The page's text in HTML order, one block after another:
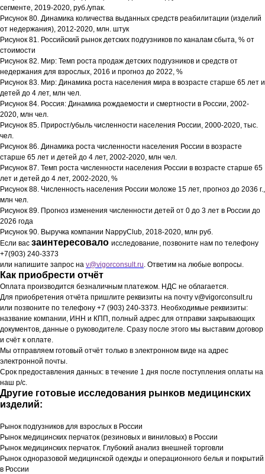
сегменте, 2019-2020, руб./упак.
Рисунок 80. Динамика количества выданных средств реабилитации (изделий
от недержания), 2012-2020, млн. штук
Рисунок 81. Российский рынок детских подгузников по каналам сбыта, % от
стоимости
Рисунок 82. Мир: Темп роста продаж детских подгузников и средств от
недержания для взрослых, 2016 и прогноз до 2022, %
Рисунок 83. Мир: Динамика роста населения мира в возрасте старше 65 лет и
детей до 4 лет, млн чел.
Рисунок 84. Россия: Динамика рождаемости и смертности в России, 2002-
2020, млн чел.
Рисунок 85. Прирост/убыль численности населения России, 2000-2020, тыс.
чел.
Рисунок 86. Динамика роста численности населения России в возрасте
старше 65 лет и детей до 4 лет, 2002-2020, млн чел.
Рисунок 87. Темп роста численности населения России в возрасте старше 65
лет и детей до 4 лет, 2002-2020, %
Рисунок 88. Численность населения России моложе 15 лет, прогноз до 2036 г.,
млн чел.
Рисунок 89. Прогноз изменения численности детей от 0 до 3 лет в России до
2026 года
Рисунок 90. Выручка компании NappyClub, 2018-2020, млн руб.
Если вас заинтересовало исследование, позвоните нам по телефону
+7(903) 240-3373
или напишите запрос на v@vigorconsult.ru. Ответим на любые вопросы.
Как приобрести отчёт
Оплата производится безналичным платежом. НДС не облагается.
Для приобретения отчёта пришлите реквизиты на почту v@vigorconsult.ru
или позвоните по телефону +7 (903) 240-3373. Необходимые реквизиты:
название компании, ИНН и КПП, полный адрес для отправки закрывающих
документов, данные о руководителе. Сразу после этого мы выставим договор
и счёт к оплате.
Мы отправляем готовый отчёт только в электронном виде на адрес
электронной почты.
Срок предоставления данных: в течение 1 дня после поступления оплаты на
наш р/с.
Другие готовые исследования рынков медицинских
изделий:
Рынок подгузников для взрослых в России
Рынок медицинских перчаток (резиновых и виниловых) в России
Рынок медицинских перчаток. Глубокий анализ внешней торговли
Рынок одноразовой медицинской одежды и операционного белья и покрытий
в России